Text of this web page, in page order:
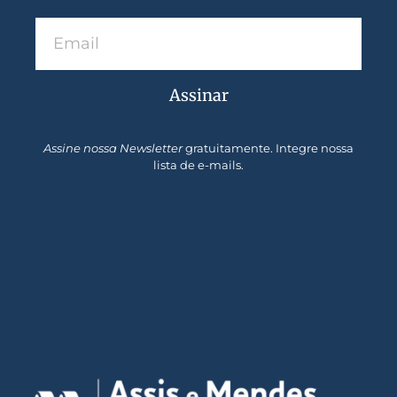
Assinar
Assine nossa Newslettergratuitamente. Integre nossa
lista de e-mails.